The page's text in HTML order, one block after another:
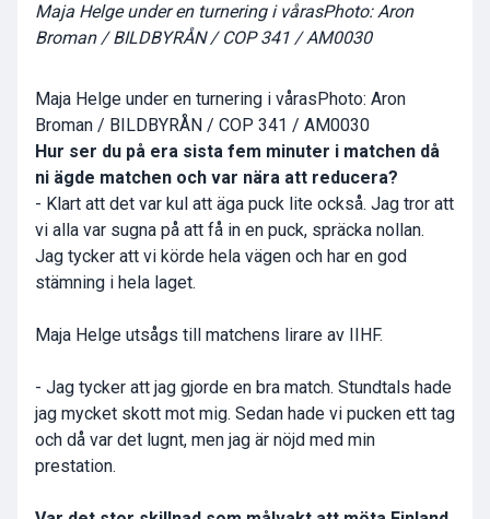
Maja Helge under en turnering i vårasPhoto: Aron
Broman / BILDBYRÅN / COP 341 / AM0030
Maja Helge under en turnering i vårasPhoto: Aron
Broman / BILDBYRÅN / COP 341 / AM0030
Hur ser du på era sista fem minuter i matchen då
ni ägde matchen och var nära att reducera?
- Klart att det var kul att äga puck lite också. Jag tror att
vi alla var sugna på att få in en puck, spräcka nollan.
Jag tycker att vi körde hela vägen och har en god
stämning i hela laget.
Maja Helge utsågs till matchens lirare av IIHF.
- Jag tycker att jag gjorde en bra match. Stundtals hade
jag mycket skott mot mig. Sedan hade vi pucken ett tag
och då var det lugnt, men jag är nöjd med min
prestation.